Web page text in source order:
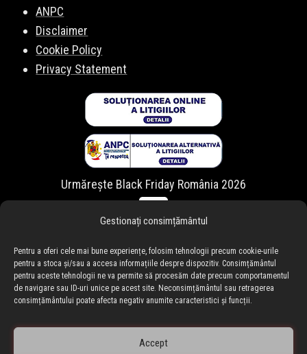
Gestionați consimțământul
Pentru a oferi cele mai bune experiențe, folosim tehnologii precum cookie-urile
pentru a stoca și/sau a accesa informațiile despre dispozitiv. Consimțământul
pentru aceste tehnologii ne va permite să procesăm date precum comportamentul
de navigare sau ID-uri unice pe acest site. Neconsimțământul sau retragerea
consimțământului poate afecta negativ anumite caracteristici și funcții.
Accept
ANPC
Disclaimer
Cookie Policy
Privacy Statement
Urmărește Black Friday România 2026